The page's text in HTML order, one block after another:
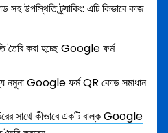
উপস্থিতি ট্র্যাকিং: এটি কিভাবে কাজ
তৈরি করা হচ্ছে Google ফর্ম
নমুনা Google ফর্ম QR কোড সমাধান
সাথে কীভাবে একটি বাল্ক Google